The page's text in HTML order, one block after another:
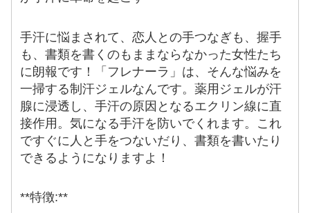
手汗に悩まされて、恋人との手つなぎも、握手
も、書類を書くのもままならなかった女性たち
に朗報です！「フレナーラ」は、そんな悩みを
一掃する制汗ジェルなんです。薬用ジェルが汗
腺に浸透し、手汗の原因となるエクリン線に直
接作用。気になる手汗を防いでくれます。これ
ですぐに人と手をつないだり、書類を書いたり
できるようになりますよ！
**特徴:**